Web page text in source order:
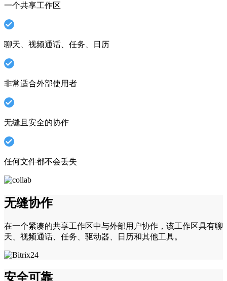
一个共享工作区
聊天、视频通话、任务、日历
非常适合外部使用者
无缝且安全的协作
任何文件都不会丢失
无缝协作
在一个紧凑的共享工作区中与外部用户协作，该工作区具有聊
天、视频通话、任务、驱动器、日历和其他工具。
安全可靠